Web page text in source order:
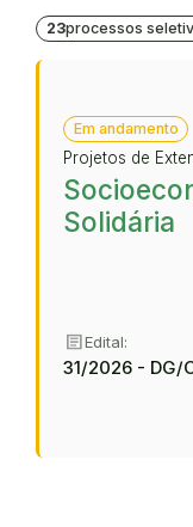
23processos
Em andamento
Projetos de
Solidária
articleEdital:
31/2026 - DG/